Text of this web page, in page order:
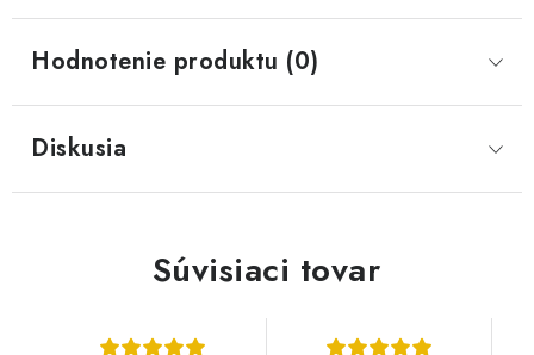
Hodnotenie produktu (0)
Diskusia
Súvisiaci tovar